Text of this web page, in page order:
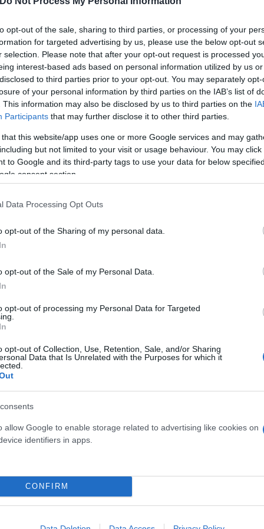
opt-out of the sale, sharing to third parties, or processing of your
for targeted advertising by us, please use the below opt-out
selection. Please note that after your opt-out request is processed
interest-based ads based on personal information utilized by us
to third parties prior to your opt-out. You may separately
of your personal information by third parties on the IAB’s list of
This information may also be disclosed by us to third parties on the
Participants that may further disclose it to other third parties.
that this website/app uses one or more Google services and may
but not limited to your visit or usage behaviour. You may
to Google and its third-party tags to use your data for below
consent section.
Data Processing Opt Outs
opt-out of the Sharing of my personal data.
opt-out of the Sale of my Personal Data.
opt-out of processing my Personal Data for Targeted
opt-out of Collection, Use, Retention, Sale, and/or Sharing
Data that Is Unrelated with the Purposes for which it
allow Google to enable storage related to advertising like cookies on
identifiers in apps.
CONFIRM
Τρικάλων, όπου μεταφέρθηκε, όμως
η προβλεπόμενη διαδικασία νεκροψίας –
ταχύπλοου κατέρρευσε εν πλω
που κατέρρευσε σε αγώνα
- Ανήλικος ξυλοκόπησε 16χρονο επειδή δεν